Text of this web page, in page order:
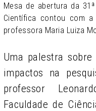
Mesa de abertura da
Científica contou com
professora Maria Luiza
Uma palestra
impactos na
professor
Faculdade de